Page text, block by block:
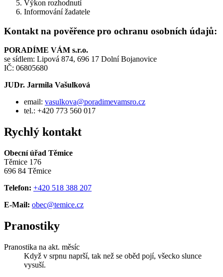
Výkon rozhodnutí
Informování žadatele
Kontakt na pověřence pro ochranu osobních údajů:
PORADÍME VÁM s.r.o.
se sídlem: Lipová 874, 696 17 Dolní Bojanovice
IČ: 06805680
JUDr. Jarmila Vašulková
email: vasulkova@poradimevamsro.cz
tel.: +420 773 560 017
Rychlý kontakt
Obecní úřad Těmice
Těmice 176
696 84 Těmice
Telefon: +420 518 388 207
E-Mail: obec@temice.cz
Pranostiky
Pranostika na akt. měsíc
Když v srpnu naprší, tak než se oběd pojí, všecko slunce
vysuší.